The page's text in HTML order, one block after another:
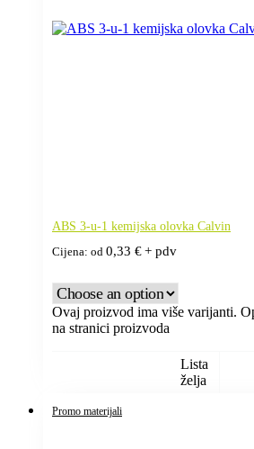
ABS 3-u-1 kemijska olovka Calvin
Cijena: od 0,33 €+ pdv
Ovaj proizvod ima više varijanti.
na stranici proizvoda
Lista
želja
Promo materijali